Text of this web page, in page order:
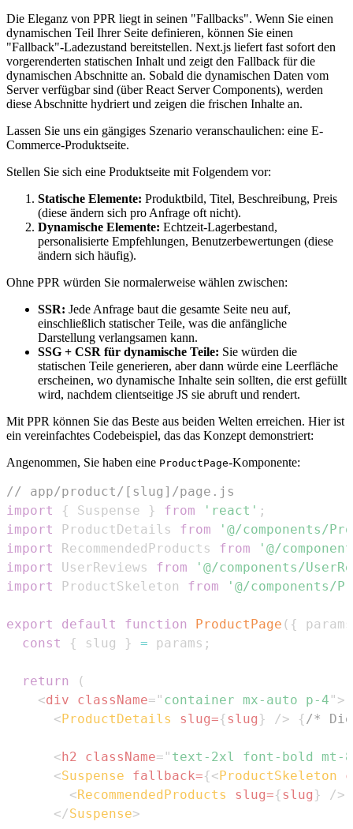
Die Eleganz von PPR liegt in seinen "Fallbacks". Wenn Sie einen
dynamischen Teil Ihrer Seite definieren, können Sie einen
"Fallback"-Ladezustand bereitstellen. Next.js liefert fast sofort den
vorgerenderten statischen Inhalt und zeigt den Fallback für die
dynamischen Abschnitte an. Sobald die dynamischen Daten vom
Server verfügbar sind (über React Server Components), werden
diese Abschnitte hydriert und zeigen die frischen Inhalte an.
Lassen Sie uns ein gängiges Szenario veranschaulichen: eine E-
Commerce-Produktseite.
Stellen Sie sich eine Produktseite mit Folgendem vor:
Statische Elemente: Produktbild, Titel, Beschreibung, Preis
(diese ändern sich pro Anfrage oft nicht).
Dynamische Elemente: Echtzeit-Lagerbestand,
personalisierte Empfehlungen, Benutzerbewertungen (diese
ändern sich häufig).
Ohne PPR würden Sie normalerweise wählen zwischen:
SSR: Jede Anfrage baut die gesamte Seite neu auf,
einschließlich statischer Teile, was die anfängliche
Darstellung verlangsamen kann.
SSG + CSR für dynamische Teile: Sie würden die
statischen Teile generieren, aber dann würde eine Leerfläche
erscheinen, wo dynamische Inhalte sein sollten, die erst gefüllt
wird, nachdem clientseitige JS sie abruft und rendert.
Mit PPR können Sie das Beste aus beiden Welten erreichen. Hier ist
ein vereinfachtes Codebeispiel, das das Konzept demonstriert:
Angenommen, Sie haben eine ProductPage-Komponente:
// app/product/[slug]/page.js
import
{ Suspense } from 'react' ;
import
ProductDetails from
'@/components/
import
RecommendedProducts from
'@/
import
UserReviews from
'@/components/
import
ProductSkeleton from '@/components/
export default function ProductPage ( {
const
{ slug } = params ;
return
(
<div className= " container mx-auto p-4 " >
<ProductDetails slug={slug } /> {/*
<h2 className= " text-2xl font-bold mt-8
<Suspense fallback={<ProductSkeleton
<RecommendedProducts slug={slug }
/>
</Suspense>